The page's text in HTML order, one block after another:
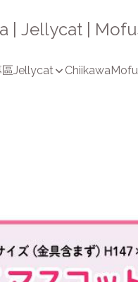
| Jellycat |
Jellycat Chiikawa